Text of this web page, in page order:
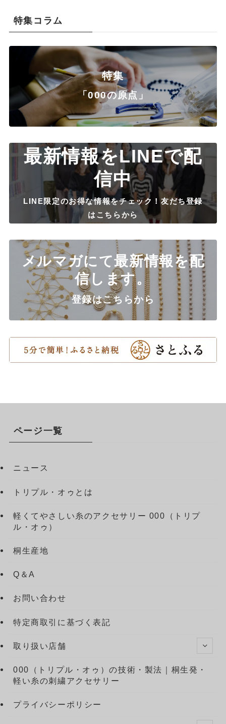
特集コラム
特集
「000の原点」
最新情報をLINEで配
信中
LINE限定のお得な情報をチェック！友だち登録
はこちらから
メルマガにて最新情報を配
信します。
登録はこちらから
ページ一覧
ニュース
トリプル・オゥとは
軽くてやさしい糸のアクセサリー 000（トリプ
ル・オゥ）
桐生産地
Q＆A
お問い合わせ
特定商取引に基づく表記
取り扱い店舗
000（トリプル・オゥ）の技術・製法｜桐生発・
軽い糸の刺繍アクセサリー
プライバシーポリシー